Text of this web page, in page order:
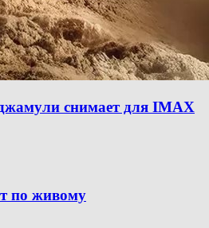
снимает для IMAX
по живому